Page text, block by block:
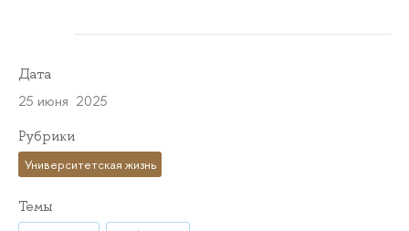
Дата
25 июня 2025
Рубрики
Университетская жизнь
Темы